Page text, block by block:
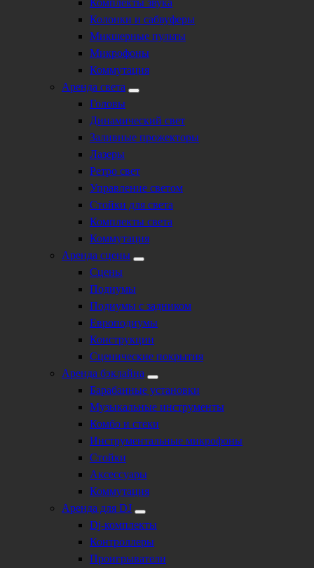
Колонки и сабвуферы
Микшерные пульты
Микрофоны
Коммутация
Аренда света
Головы
Динамический свет
Заливные прожекторы
Лазеры
Ретро свет
Управление светом
Стойки для света
Комплекты света
Коммутация
Аренда сцены
Сцены
Подиумы
Подиумы с задником
Европодиумы
Конструкции
Сценические покрытия
Аренда бэклайна
Барабанные установки
Музыкальные инструменты
Комбо и стеки
Инструментальные микрофоны
Стойки
Аксессуары
Коммутация
Аренда для DJ
Dj-комплекты
Контроллеры
Проигрыватели